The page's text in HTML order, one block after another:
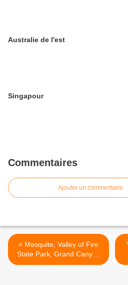
Australie de l'est
Singapour
Commentaires
Ajouter un commentaire
< Mesquite, Valley of Fire
State Park, Grand Canyon
National Park, Las Vegas